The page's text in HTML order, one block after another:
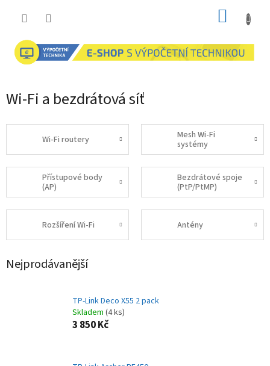
Wi-Fi a bezdrátová síť
Wi-Fi routery
Mesh Wi-Fi
systémy
Přístupové body
(AP)
Bezdrátové spoje
(PtP/PtMP)
Rozšíření Wi-Fi Antény
Nejprodávanější
TP-Link Deco X55 2 pack
Skladem (4 ks)
3 850 Kč